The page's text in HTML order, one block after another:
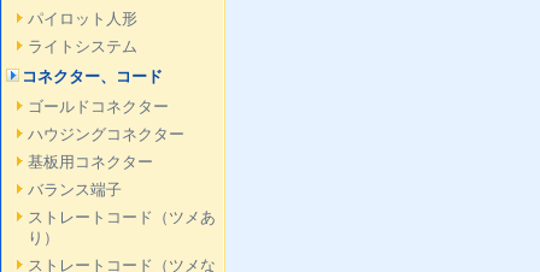
パイロット人形
ライトシステム
コネクター、コード
ゴールドコネクター
ハウジングコネクター
基板用コネクター
バランス端子
ストレートコード（ツメあ
り）
ストレートコード（ツメな